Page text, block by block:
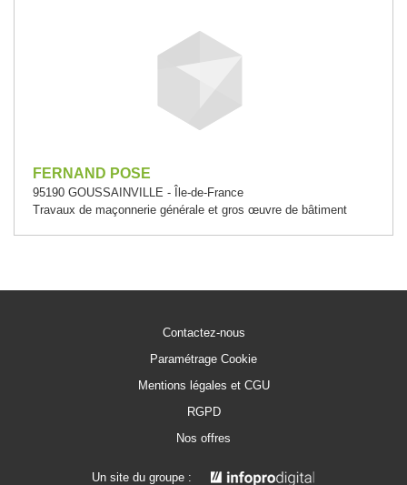
FERNAND POSE
95190 GOUSSAINVILLE - Île-de-France
Travaux de maçonnerie générale et gros œuvre de bâtiment
Contactez-nous
Paramétrage Cookie
Mentions légales et CGU
RGPD
Nos offres
Un site du groupe :